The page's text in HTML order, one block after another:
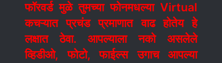
फॉरवर्ड मुळे तुमच्या फोनमधल्या Virtual
कचऱ्यात प्रचंड प्रमाणात वाढ होतेय हे
लक्षात ठेवा. आपल्याला नको असलेले
व्हिडीओ, फोटो, फाईल्स उगाच आपल्या